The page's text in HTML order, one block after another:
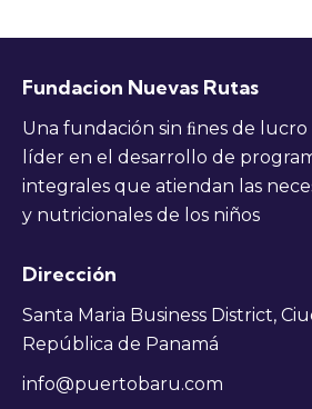
Fundacion Nuevas Rutas
Una fundación sin ﬁnes de
líder en el desarrollo de
integrales que atiendan las
y nutricionales de los niños
Dirección
Santa Maria Business District,
República de Panamá
info@puertobaru.com